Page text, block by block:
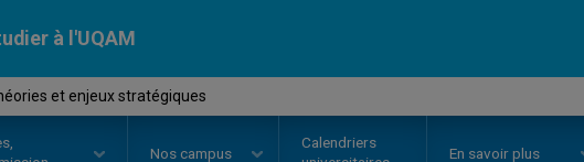
à l'UQAM
et enjeux stratégiques
Nos campus
Calendriers
En savoir plus